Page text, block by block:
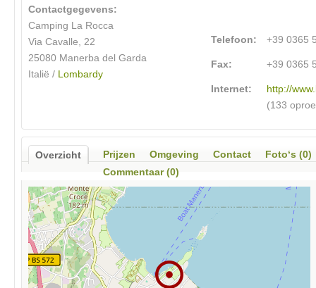
Contactgegevens:
Camping La Rocca
Via Cavalle, 22
25080 Manerba del Garda
Italië / Lombardy
Telefoon: +39 0365
Fax: +39 0365
Internet:
http://
(133
Overzicht Prijzen Omgeving Contact
Foto‘s (0)
Commentaar (0)